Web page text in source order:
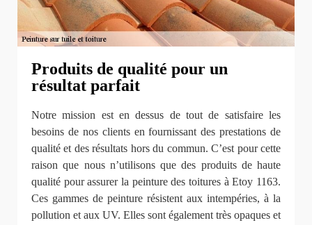
Produits de qualité pour un
résultat parfait
Notre mission est en dessus de tout de satisfaire les
besoins de nos clients en fournissant des prestations de
qualité et des résultats hors du commun. C’est pour cette
raison que nous n’utilisons que des produits de haute
qualité pour assurer la peinture des toitures à Etoy 1163.
Ces gammes de peinture résistent aux intempéries, à la
pollution et aux UV. Elles sont également très opaques et